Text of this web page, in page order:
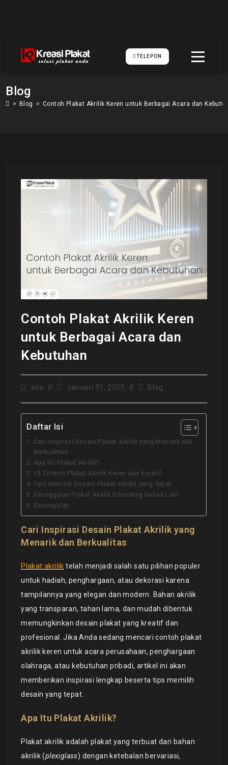
TELEPON
Blog
> Blog > Contoh Plakat Akrilik Keren untuk Berbagai Acara dan
Contoh Plakat Akrilik Keren
untuk Berbagai Acara dan
Kebutuhan
site Januari 31, 2025 Blog
Daftar Isi
Cari Inspirasi Desain Plakat Akrilik yang Menarik dan
Berkualitas
Apa Itu Plakat Akrilik?
15 Contoh Plakat Akrilik Keren dan Kreatif
Tips Memilih Desain Plakat Akrilik yang Tepat
Keunggulan Plakat Akrilik Dibanding Bahan Lain
Kesimpulan
Cari Inspirasi Desain Plakat Akrilik yang
Menarik dan Berkualitas
Plakat akrilik telah menjadi salah satu pilihan populer
untuk hadiah, penghargaan, atau dekorasi karena
tampilannya yang elegan dan modern. Bahan akrilik
yang transparan, tahan lama, dan mudah dibentuk
memungkinkan desain plakat yang kreatif dan
profesional. Jika Anda sedang mencari contoh plakat
akrilik keren untuk acara perusahaan, penghargaan
olahraga, atau kebutuhan pribadi, artikel ini akan
memberikan inspirasi lengkap beserta tips memilih
desain yang tepat.
Apa Itu Plakat Akrilik?
Plakat akrilik adalah plakat yang terbuat dari bahan
akrilik (plexiglass) dengan ketebalan bervariasi,